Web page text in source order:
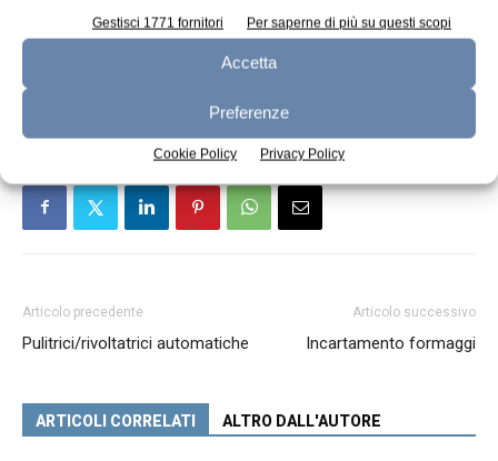
Gestisci 1771 fornitori Per saperne di più su questi scopi
Accetta
Preferenze
Cookie Policy Privacy Policy
Articolo precedente
Pulitrici/rivoltatrici automatiche
Articolo successivo
Incartamento formaggi
ARTICOLI CORRELATI ALTRO DALL'AUTORE